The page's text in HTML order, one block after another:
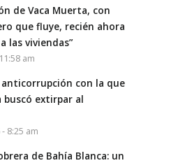
de Vaca Muerta, con
que fluye, recién ahora
las viviendas”
am
anticorrupción con la que
extirpar al
8:25 am
de Bahía Blanca: un